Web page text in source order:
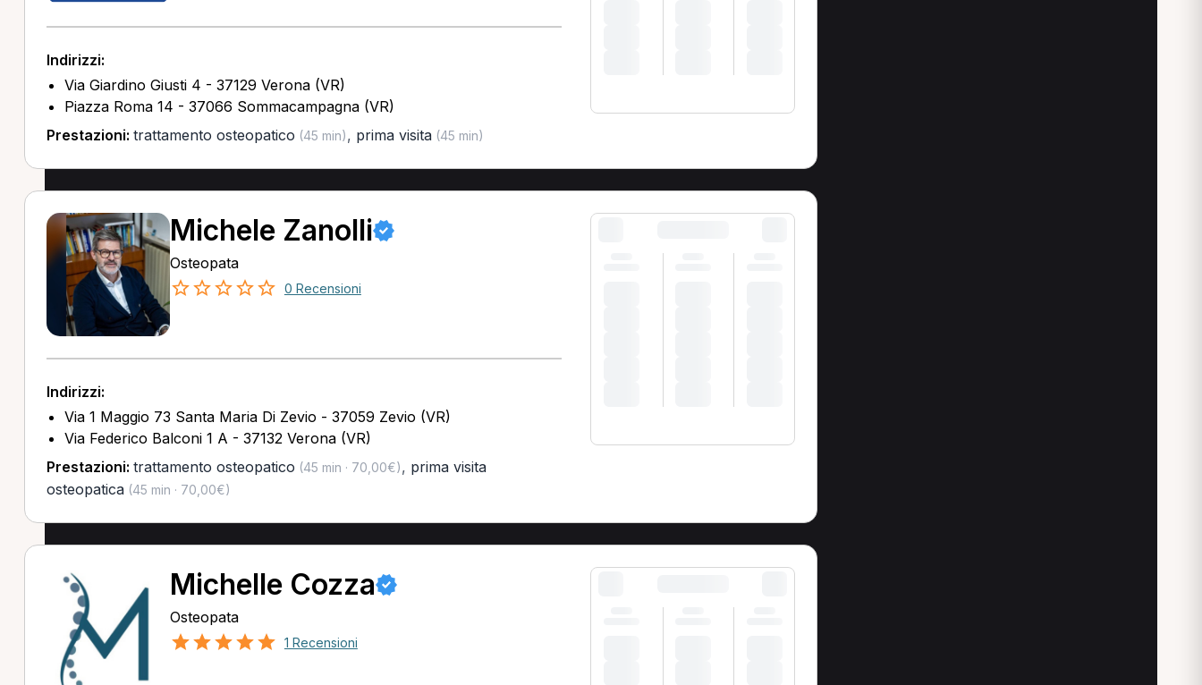
Indirizzi:
Via Giardino Giusti 4 - 37129 Verona (VR)
Piazza Roma 14 - 37066 Sommacampagna (VR)
Prestazioni: trattamento osteopatico (45 min), prima visita(45 min)
Michele Zanolli
Osteopata
0 Recensioni
Indirizzi:
Via 1 Maggio 73 Santa Maria Di Zevio - 37059 Zevio (VR)
Via Federico Balconi 1 A - 37132 Verona (VR)
Prestazioni: trattamento osteopatico (45 min · 70,00€), prima visita
osteopatica(45 min · 70,00€)
Michelle Cozza
Osteopata
1 Recensioni